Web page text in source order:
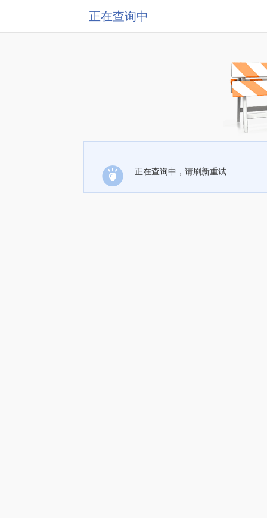
正在查询中
正在查询中，请刷新重试